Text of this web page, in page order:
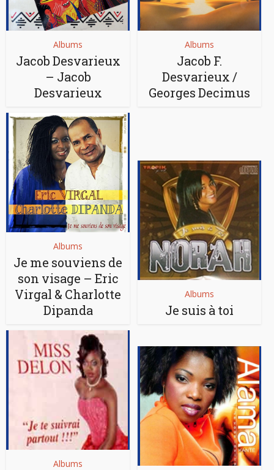
Albums
Jacob Desvarieux
– Jacob
Desvarieux
Albums
Jacob F.
Desvarieux /
Georges Decimus
Albums
Je me souviens de
son visage – Eric
Virgal & Charlotte
Dipanda
Albums
Je suis à toi
Albums